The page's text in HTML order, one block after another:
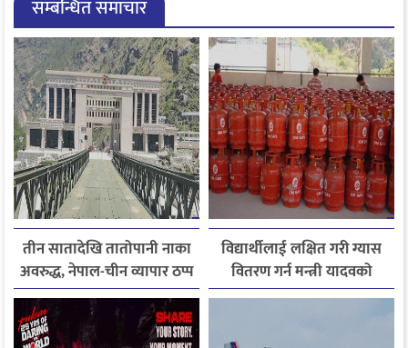
सम्बन्धित समाचार
तीन सातादेखि तातोपानी नाका
अवरुद्ध, नेपाल-चीन व्यापार ठप्प
विद्यार्थीलाई लक्षित गरी ग्यास
वितरण गर्न मन्त्री यादवको
निर्देशन